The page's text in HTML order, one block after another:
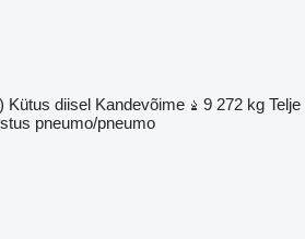
Kütus diisel Kandevõime 9 272 kg Telje
pneumo/pneumo